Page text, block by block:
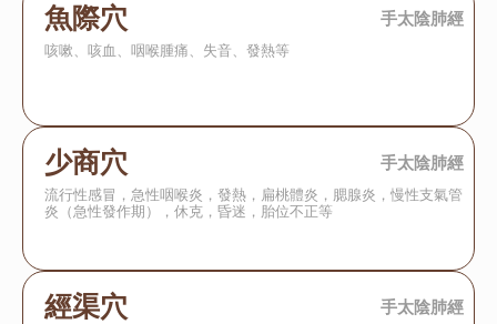
魚際穴 手太陰肺經
咳嗽、咳血、咽喉腫痛、失音、發熱等
少商穴 手太陰肺經
流行性感冒，急性咽喉炎，發熱，扁桃體炎，腮腺炎，慢性支氣管
炎（急性發作期），休克，昏迷，胎位不正等
經渠穴 手太陰肺經